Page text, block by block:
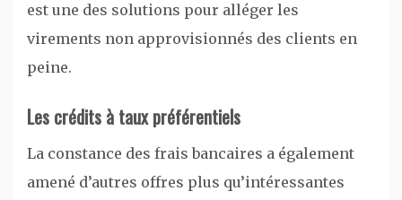
est une des solutions pour alléger les
virements non approvisionnés des clients en
peine.
Les crédits à taux préférentiels
La constance des frais bancaires a également
amené d’autres offres plus qu’intéressantes